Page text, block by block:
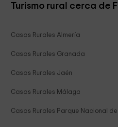
Turismo rural cerca de
Casas Rurales Almería
Casas Rurales Granada
Casas Rurales Jaén
Casas Rurales Málaga
Casas Rurales Parque Nacional